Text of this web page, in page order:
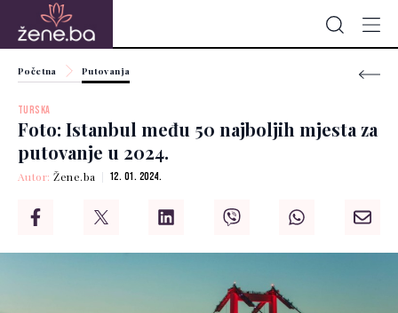
Početna Putovanja
TURSKA
Foto: Istanbul među 50 najboljih mjesta za
putovanje u 2024.
Autor:Žene.ba 12. 01. 2024.